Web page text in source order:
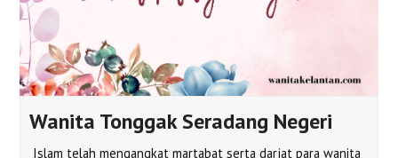
Wanita Tonggak Seradang Negeri
Islam telah mengangkat martabat serta darjat para wanita